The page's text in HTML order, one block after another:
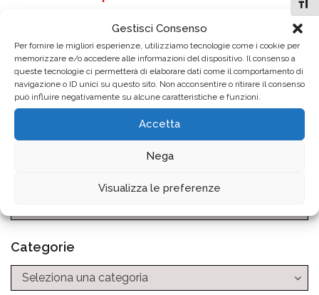
Gestisci Consenso
Per fornire le migliori esperienze, utilizziamo tecnologie come i cookie per
memorizzare e/o accedere alle informazioni del dispositivo. Il consenso a
queste tecnologie ci permetterà di elaborare dati come il comportamento di
navigazione o ID unici su questo sito. Non acconsentire o ritirare il consenso
può influire negativamente su alcune caratteristiche e funzioni.
Accetta
Nega
Visualizza le preferenze
Como si accende sulle note dei Queen:
grande successo per la serata QueenMania
in Piazza Perretta
Categorie
Categorie